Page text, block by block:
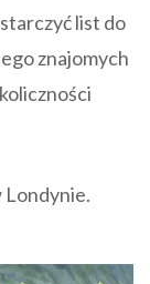
list do
znajomych
Londynie.